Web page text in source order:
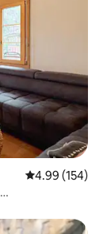
Calificación
4.99 (154)